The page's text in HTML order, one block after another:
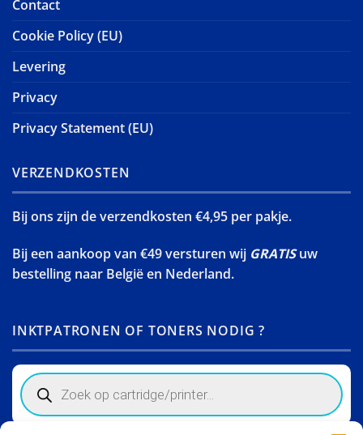
Contact
Cookie Policy (EU)
Levering
Privacy
Privacy Statement (EU)
VERZENDKOSTEN
Bij ons zijn de verzendkosten €4,95 per pakje.
Bij een aankoop van €49 versturen wij GRATISuw
bestelling naar België en Nederland.
INKTPATRONEN OF TONERS NODIG ?
Products
search